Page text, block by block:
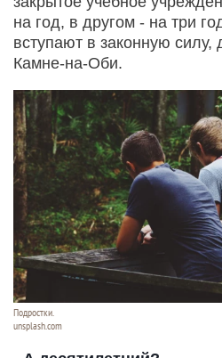
на год, в другом - на три
вступают в законную силу,
Камне-на-Оби.
Подростки.
unsplash.com